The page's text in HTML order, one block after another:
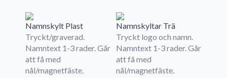
Namnskylt Plast
Tryckt/graverad.
Namntext 1-3 rader. Går
att få med
nål/magnetfäste.
Namnskyltar Trä
Tryckt logo och namn.
Namntext 1-3 rader. Går
att få med
nål/magnetfäste.